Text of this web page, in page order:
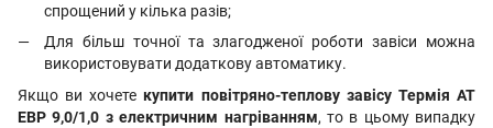
спрощений у кілька разів;
Для більш точної та злагодженої роботи завіси можна
використовувати додаткову автоматику.
Якщо ви хочетекупити повітряно-теплову завісу Термія АТ
ЕВР 9,0/1,0 з електричним нагріванням, то в цьому випадку